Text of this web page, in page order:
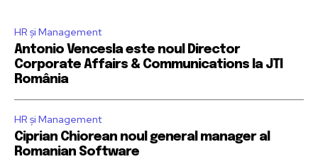
HR și Management
Antonio Vencesla este noul Director
Corporate Affairs & Communications la JTI
România
HR și Management
Ciprian Chiorean noul general manager al
Romanian Software